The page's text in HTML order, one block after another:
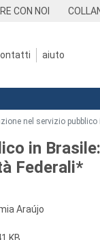
CON NOI
aiuto
nel servizio
in
Federali*
Araújo